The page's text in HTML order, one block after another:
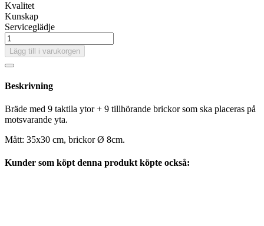
Kvalitet
Kunskap
Serviceglädje
Lägg till i varukorgen
Beskrivning
Bräde med 9 taktila ytor + 9 tillhörande brickor som ska placeras på
motsvarande yta.
Mått: 35x30 cm, brickor Ø 8cm.
Kunder som köpt denna produkt köpte också: